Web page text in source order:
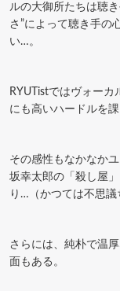
ルの大御所たちは聴
さ”によって聴き手の
い…。
RYUTistではヴォー
にも高いハードルを
その感性もなかなか
坂幸太郎の「殺し屋
り…（かつては不思議
さらには、純朴で温
面もある。